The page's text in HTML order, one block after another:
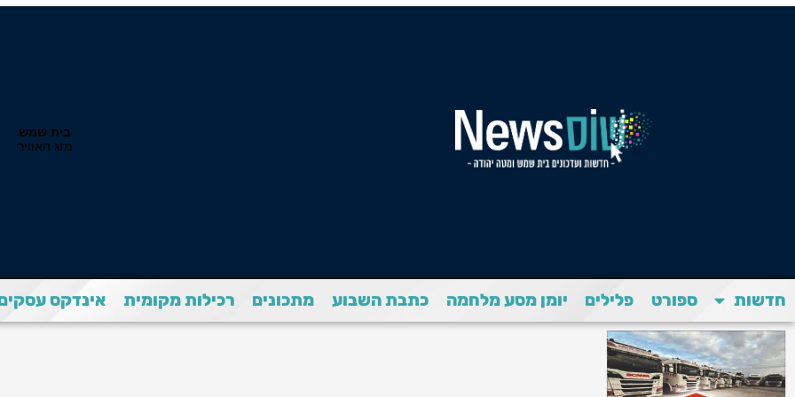
חדשות ספורט פלילים יומן מסע מלחמה כתבת השבוע מתכונים רכילות מקומית אינדקס